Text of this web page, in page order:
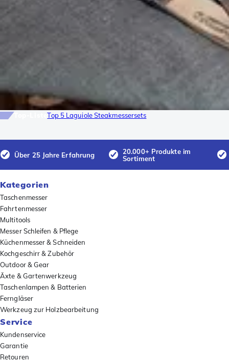
Top-ListeTop 5 Laguiole Steakmessersets
Über 25 Jahre Erfahrung
20.000+ Produkte im
Sortiment
Kategorien
Taschenmesser
Fahrtenmesser
Multitools
Messer Schleifen & Pflege
Küchenmesser & Schneiden
Kochgeschirr & Zubehör
Outdoor & Gear
Äxte & Gartenwerkzeug
Taschenlampen & Batterien
Ferngläser
Werkzeug zur Holzbearbeitung
Service
Kundenservice
Garantie
Retouren